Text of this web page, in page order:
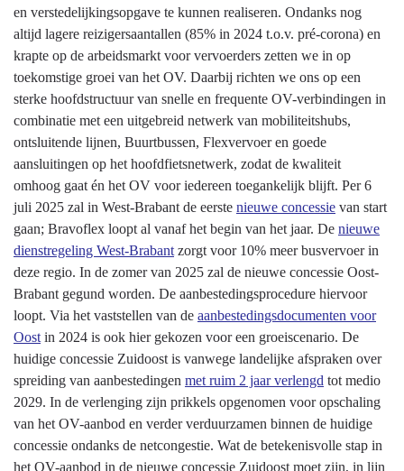
en verstedelijkingsopgave te kunnen realiseren. Ondanks nog
altijd lagere reizigersaantallen (85% in 2024 t.o.v. pré-corona) en
krapte op de arbeidsmarkt voor vervoerders zetten we in op
toekomstige groei van het OV. Daarbij richten we ons op een
sterke hoofdstructuur van snelle en frequente OV-verbindingen in
combinatie met een uitgebreid netwerk van mobiliteitshubs,
ontsluitende lijnen, Buurtbussen, Flexvervoer en goede
aansluitingen op het hoofdfietsnetwerk, zodat de kwaliteit
omhoog gaat én het OV voor iedereen toegankelijk blijft. Per 6
juli 2025 zal in West-Brabant de eerste nieuwe concessie van start
gaan; Bravoflex loopt al vanaf het begin van het jaar. De nieuwe
dienstregeling West-Brabant zorgt voor 10% meer busvervoer in
deze regio. In de zomer van 2025 zal de nieuwe concessie Oost-
Brabant gegund worden. De aanbestedingsprocedure hiervoor
loopt. Via het vaststellen van de aanbestedingsdocumenten voor
Oost in 2024 is ook hier gekozen voor een groeiscenario. De
huidige concessie Zuidoost is vanwege landelijke afspraken over
spreiding van aanbestedingen met ruim 2 jaar verlengd tot medio
2029. In de verlenging zijn prikkels opgenomen voor opschaling
van het OV-aanbod en verder verduurzamen binnen de huidige
concessie ondanks de netcongestie. Wat de betekenisvolle stap in
het OV-aanbod in de nieuwe concessie Zuidoost moet zijn, in lijn